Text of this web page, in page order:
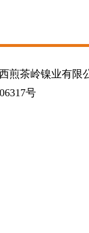
煎茶岭镍业有限
号